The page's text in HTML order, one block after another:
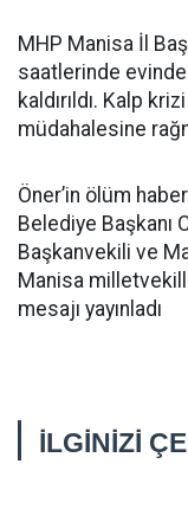
MHP Manisa İl
saatlerinde
kaldırıldı. Kalp
müdahalesine
Öner’in ölüm
Belediye Başkanı
Başkanvekili ve
Manisa
mesajı yayınladı